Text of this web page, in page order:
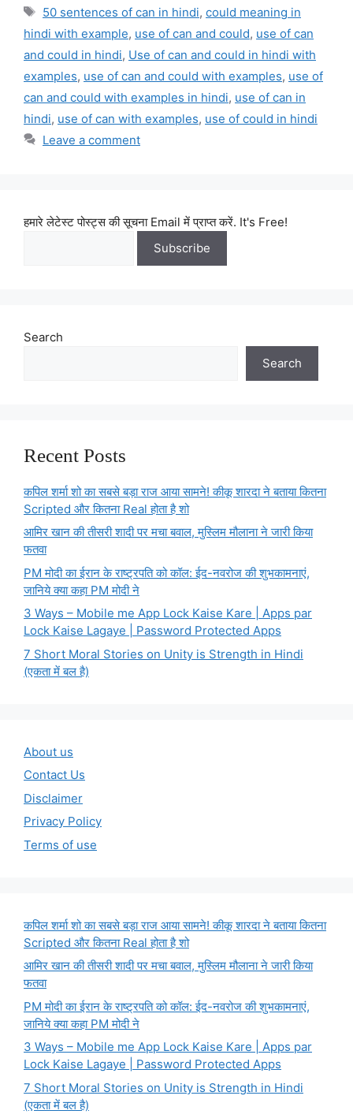
Tags
50 sentences of can in hindi, could meaning in
hindi with example, use of can and could, use of can
and could in hindi, Use of can and could in hindi with
examples, use of can and could with examples, use of
can and could with examples in hindi, use of can in
hindi, use of can with examples, use of could in hindi
Leave a comment
हमारे लेटेस्ट पोस्ट्स की सूचना Email में प्राप्त करें. It's Free!
Search
Search
Recent Posts
कपिल शर्मा शो का सबसे बड़ा राज आया सामने! कीकू शारदा ने बताया कितना
Scripted और कितना Real होता है शो
आमिर खान की तीसरी शादी पर मचा बवाल, मुस्लिम मौलाना ने जारी किया
फतवा
PM मोदी का ईरान के राष्ट्रपति को कॉल: ईद-नवरोज की शुभकामनाएं,
जानिये क्या कहा PM मोदी ने
3 Ways – Mobile me App Lock Kaise Kare | Apps par
Lock Kaise Lagaye | Password Protected Apps
7 Short Moral Stories on Unity is Strength in Hindi
(एकता में बल है)
About us
Contact Us
Disclaimer
Privacy Policy
Terms of use
कपिल शर्मा शो का सबसे बड़ा राज आया सामने! कीकू शारदा ने बताया कितना
Scripted और कितना Real होता है शो
आमिर खान की तीसरी शादी पर मचा बवाल, मुस्लिम मौलाना ने जारी किया
फतवा
PM मोदी का ईरान के राष्ट्रपति को कॉल: ईद-नवरोज की शुभकामनाएं,
जानिये क्या कहा PM मोदी ने
3 Ways – Mobile me App Lock Kaise Kare | Apps par
Lock Kaise Lagaye | Password Protected Apps
7 Short Moral Stories on Unity is Strength in Hindi
(एकता में बल है)